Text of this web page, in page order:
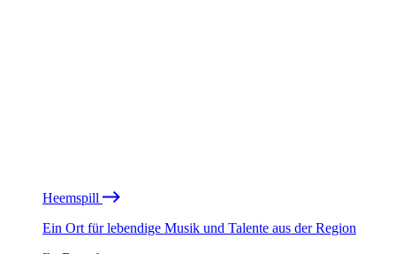
Heemspill
Ein Ort für lebendige Musik und Talente aus der Region